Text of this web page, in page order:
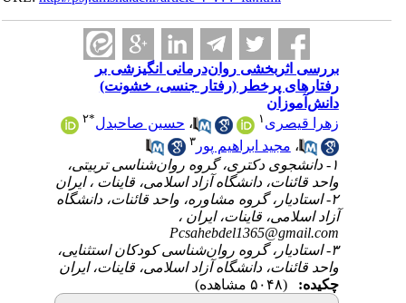
روان‌درمانی انگیزشی بر
پرخطر (رفتار جنسی، خشونت)
،حسین صاحبدل *۲
ابراهیم پور۳
دکتری، گروه روان‌شناسی تربیتی،
دانشگاه آزاد اسلامی، قاینات ، ایران
گروه مشاوره، واحد قائنات، دانشگاه
قاینات، ایران ،
گروه روان‌شناسی کودکان استثنایی،
دانشگاه آزاد اسلامی، قاینات، ایران